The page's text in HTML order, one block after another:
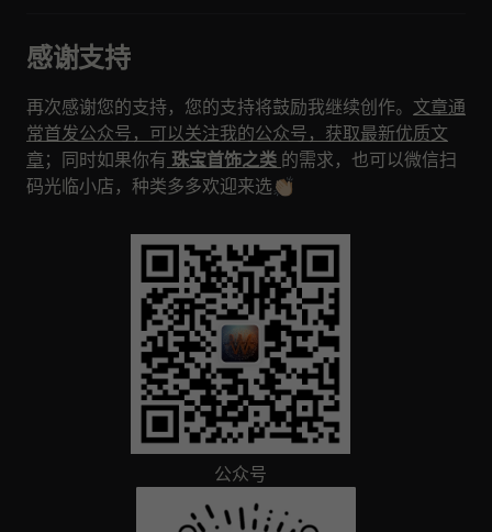
感谢支持
再次感谢您的支持，您的支持将鼓励我继续创作。 文章通
常首发公众号，可以关注我的公众号，获取最新优质文
章 ；同时如果你有 珠宝首饰之类 的需求，也可以微信扫
码光临小店，种类多多欢迎来选👏🏻
公众号